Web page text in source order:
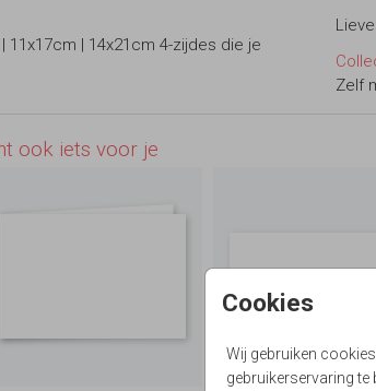
Cookies
Wij gebruiken
gebruikerservaring te
| 14x21cm 4-zijdes die je
Zelf
ook iets voor je